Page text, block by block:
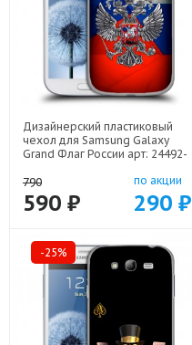
Дизайнерский пластиковый
чехол для Samsung Galaxy
Grand Флаг России арт: 24492-
790
590 ₽
по акции
290 ₽
-25%